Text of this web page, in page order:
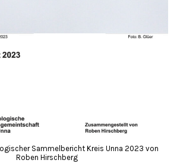
Sammelbericht Kreis Unna 2023 von
Roben Hirschberg